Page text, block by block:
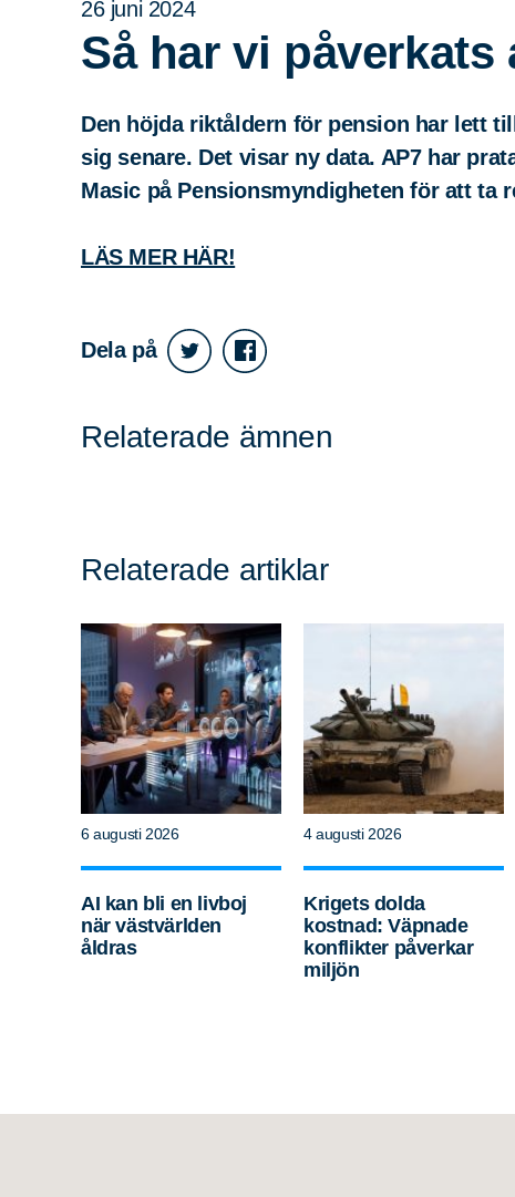
26 juni 2024
Så har vi
Den höjda riktåldern för pension har lett
sig senare. Det visar ny data. AP7 har
Masic på Pensionsmyndigheten för att ta
LÄS MER HÄR!
Dela på
Relaterade ämnen
Relaterade artiklar
6 augusti 2026
AI kan bli en livboj
när västvärlden
åldras
4 augusti 2026
Krigets dolda
kostnad: Väpnade
konflikter påverkar
miljön